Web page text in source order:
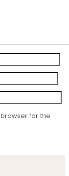
for the